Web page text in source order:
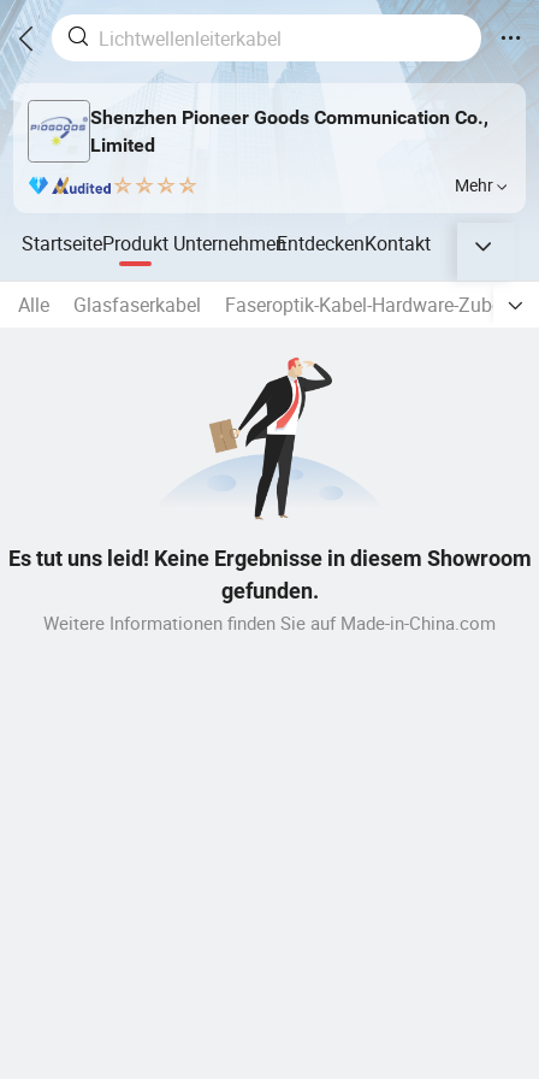
Shenzhen Pioneer Goods Communication Co.,
Limited
Mehr
StartseiteProdukt UnternehmenEntdeckenKontakt
Alle Glasfaserkabel Faseroptik-Kabel-Hardware-Zubehör
Es tut uns leid! Keine Ergebnisse in diesem Showroom
gefunden.
Weitere Informationen finden Sie auf Made-in-China.com